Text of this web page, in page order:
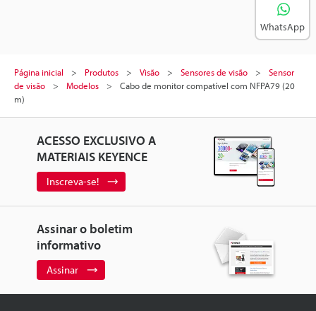
Página inicial Produtos Visão Sensores de visão
Sensor
de visão
Modelos
Cabo de monitor compatível com NFPA79 (20
m)
ACESSO EXCLUSIVO A
MATERIAIS KEYENCE
Inscreva-se!
Assinar o boletim
informativo
Assinar
WhatsApp